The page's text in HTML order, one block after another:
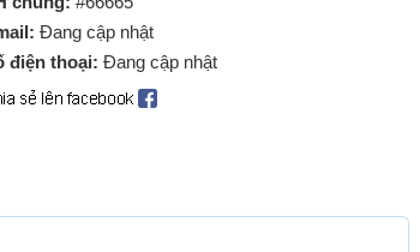
Đang cập nhật
điện thoại: Đang cập nhật